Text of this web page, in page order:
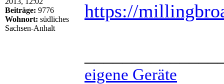
Beiträge: 9776
Wohnort: südliches
Sachsen-Anhalt
https://
eigene Geräte